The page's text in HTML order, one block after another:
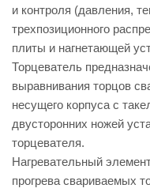
и контроля (давления,
трехпозиционного
плиты и нагнетающей
Торцеватель
выравнивания торцов
несущего корпуса с
двусторонних ножей
торцевателя.
Нагревательный
прогрева свариваемых